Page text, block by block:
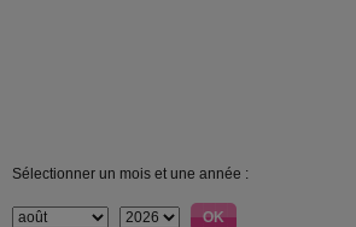
Sélectionner un mois et une année :